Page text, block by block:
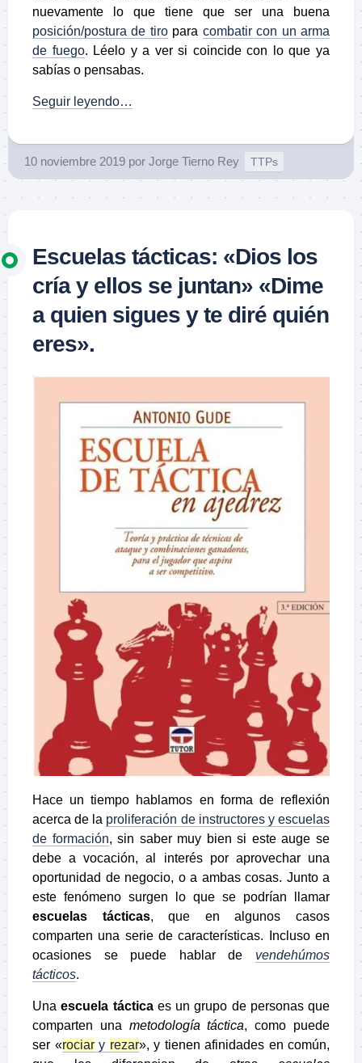
nuevamente lo que tiene que ser una buena
posición/postura de tiropara combatir con un arma
de fuego. Léelo y a ver si coincide con lo que ya
sabías o pensabas.
Seguir leyendo…
10 noviembre 2019 por Jorge Tierno Rey TTPs
Escuelas tácticas: «Dios los
cría y ellos se juntan» «Dime
a quien sigues y te diré quién
eres».
Hace un tiempo hablamos en forma de reflexión
acerca de la proliferación de instructores y escuelas
de formación, sin saber muy bien si este auge se
debe a vocación, al interés por aprovechar una
oportunidad de negocio, o a ambas cosas. Junto a
este fenómeno surgen lo que se podrían llamar
escuelas tácticas, que en algunos casos
comparten una serie de características. Incluso en
ocasiones se puede hablar de vendehúmos
tácticos.
Unaescuela tácticaes un grupo de personas que
comparten una metodología táctica, como puede
ser «rociary rezar», y tienen afinidades en común,